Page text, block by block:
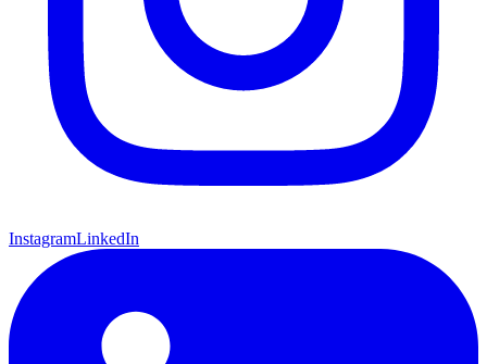
InstagramLinkedIn